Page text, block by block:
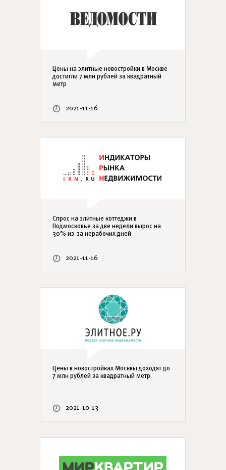
Цены на элитные новостройки в Москве
достигли 7 млн рублей за квадратный
метр
2021-11-16
Спрос на элитные коттеджи в
Подмосковье за две недели вырос на
30% из-за нерабочих дней
2021-11-16
Цены в новостройках Москвы доходят до
7 млн рублей за квадратный метр
2021-10-13